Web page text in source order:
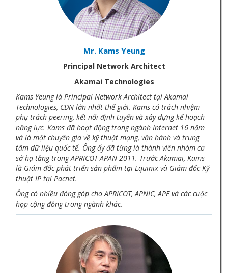
Mr. Kams Yeung
Principal Network Architect
Akamai Technologies
Kams Yeung là Principal Network Architect tại Akamai
Technologies, CDN lớn nhất thế giới. Kams có trách nhiệm
phụ trách peering, kết nối định tuyến và xây dựng kế hoạch
năng lực. Kams đã hoạt động trong ngành Internet 16 năm
và là một chuyên gia về kỹ thuật mạng, vận hành và trung
tâm dữ liệu quốc tế. Ông ấy đã từng là thành viên nhóm cơ
sở hạ tầng trong APRICOT-APAN 2011. Trước Akamai, Kams
là Giám đốc phát triển sản phẩm tại Equinix và Giám đốc Kỹ
thuật IP tại Pacnet.
Ông có nhiều đóng góp cho APRICOT, APNIC, APF và các cuộc
họp cộng đồng trong ngành khác.